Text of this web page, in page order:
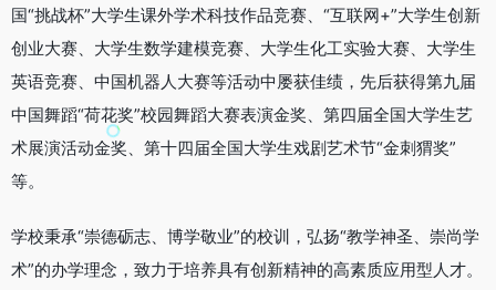
国“挑战杯”大学生课外学术科技作品竞赛、“互联网+”大学生创新
创业大赛、大学生数学建模竞赛、大学生化工实验大赛、大学生
英语竞赛、中国机器人大赛等活动中屡获佳绩，先后获得第九届
中国舞蹈“荷花奖”校园舞蹈大赛表演金奖、第四届全国大学生艺
术展演活动金奖、第十四届全国大学生戏剧艺术节“金刺猬奖”
等。
学校秉承“崇德砺志、博学敬业”的校训，弘扬“教学神圣、崇尚学
术”的办学理念，致力于培养具有创新精神的高素质应用型人才。